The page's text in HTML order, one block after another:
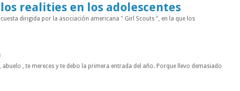
realities en los adolescentes
dirigida por la asociación americana " Girl Scouts ", en la que los
, te mereces y te debo la primera entrada del año. Porque llevo demasiado